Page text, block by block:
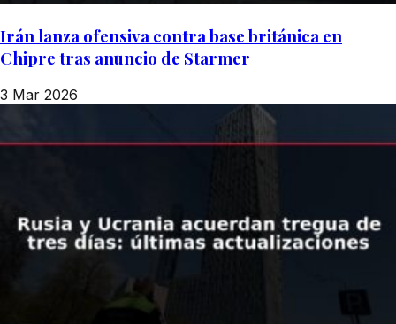
Irán lanza ofensiva contra base británica en
Chipre tras anuncio de Starmer
3 Mar 2026